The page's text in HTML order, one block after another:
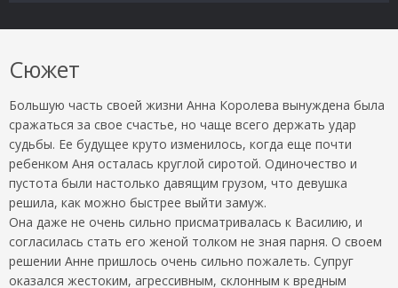
Сюжет
Большую часть своей жизни Анна Королева вынуждена была
сражаться за свое счастье, но чаще всего держать удар
судьбы. Ее будущее круто изменилось, когда еще почти
ребенком Аня осталась круглой сиротой. Одиночество и
пустота были настолько давящим грузом, что девушка
решила, как можно быстрее выйти замуж.
Она даже не очень сильно присматривалась к Василию, и
согласилась стать его женой толком не зная парня. О своем
решении Анне пришлось очень сильно пожалеть. Супруг
оказался жестоким, агрессивным, склонным к вредным